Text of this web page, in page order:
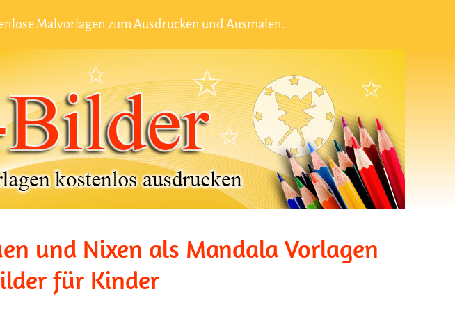
Malvorlagen zum Ausdrucken und Ausmalen.
und Nixen als Mandala Vorlagen
für Kinder